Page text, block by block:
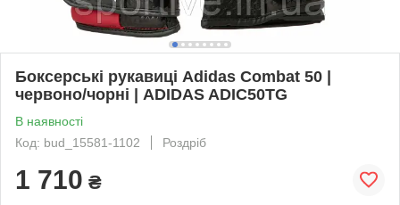
Боксерські рукавиці Adidas Combat 50 |
червоно/чорні | ADIDAS ADIC50TG
В наявності
Код: bud_15581-1102
Роздріб
1 710 ₴